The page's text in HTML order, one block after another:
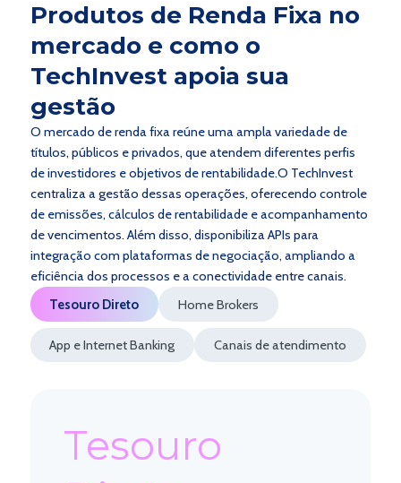
Produtos de Renda Fixa no
mercado e como o
TechInvest apoia sua
gestão
O mercado de renda fixa reúne uma ampla variedade de
títulos, públicos e privados, que atendem diferentes perfis
de investidores e objetivos de rentabilidade.O TechInvest
centraliza a gestão dessas operações, oferecendo controle
de emissões, cálculos de rentabilidade e acompanhamento
de vencimentos. Além disso, disponibiliza APIs para
integração com plataformas de negociação, ampliando a
eficiência dos processos e a conectividade entre canais.
Tesouro Direto
Home Brokers
App e Internet Banking Canais de atendimento
Tesouro